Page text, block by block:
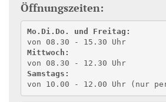
Öffnungszeiten:
Mo.Di.Do. und Freitag:
von 08.30 - 15.30 Uhr
Mittwoch:
von 08.30 - 12.30 Uhr
Samstags:
von 10.00 - 12.00 Uhr (nur